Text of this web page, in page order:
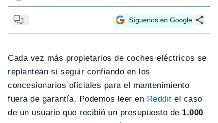
Síguenos en Google
Cada vez más propietarios de coches eléctricos se
replantean si seguir confiando en los
concesionarios oficiales para el mantenimiento
fuera de garantía. Podemos leer en Reddit el caso
de un usuario que recibió un presupuesto de 1.000